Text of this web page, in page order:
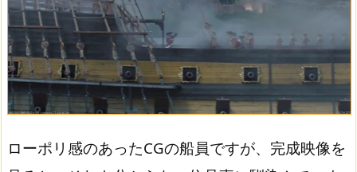
ローポリ感のあったCGの船員ですが、完成映像を